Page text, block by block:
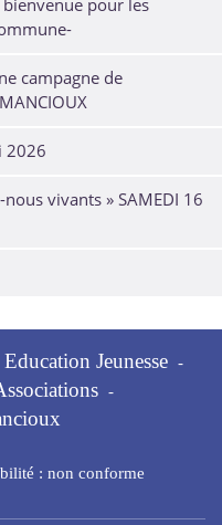
pour les
campagne de
2026
vivants » SAMEDI 16
Education Jeunesse -
-
: non conforme